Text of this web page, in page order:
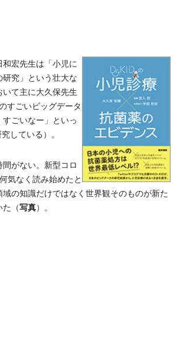
宏先生は「小児に
究」という壮大な
て主に大久保先生
すごいビッグデータ
ごいなー」といっ
している）。
がない。新型コロ
気なく読み始めたと
の知識だけではなく世界観そのものが新た
た（写真）。